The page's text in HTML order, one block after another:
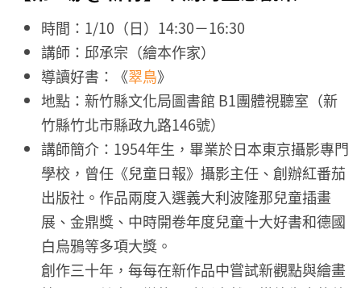
時間：1/10（日）14:30－16:30
講師：邱承宗（繪本作家）
導讀好書：《翠鳥》
地點：新竹縣文化局圖書館 B1團體視聽室（新
竹縣竹北市縣政九路146號）
講師簡介：1954年生，畢業於日本東京攝影專門
學校，曾任《兒童日報》攝影主任、創辦紅番茄
出版社。作品兩度入選義大利波隆那兒童插畫
展、金鼎獎、中時開卷年度兒童十大好書和德國
白烏鴉等多項大獎。
創作三十年，每每在新作品中嘗試新觀點與繪畫